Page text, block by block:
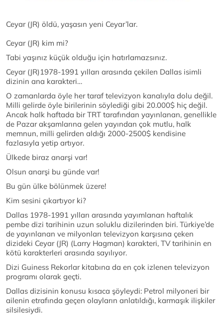
Ceyar (JR) öldü, yaşasın yeni Ceyar’lar.
Ceyar (JR) kim mi?
Tabi yaşınız küçük olduğu için hatırlamazsınız.
Ceyar (JR)1978-1991 yılları arasında çekilen Dallas isimli
dizinin ana karakteri…
O zamanlarda öyle her taraf televizyon kanalıyla dolu değil.
Milli gelirde öyle birilerinin söylediği gibi 20.000$ hiç değil.
Ancak halk haftada bir TRT tarafından yayınlanan, genellikle
de Pazar akşamlarına gelen yayından çok mutlu, halk
memnun, milli gelirden aldığı 2000-2500$ kendisine
fazlasıyla yetip artıyor.
Ülkede biraz anarşi var!
Olsun anarşi bu günde var!
Bu gün ülke bölünmek üzere!
Kim sesini çıkartıyor ki?
Dallas 1978-1991 yılları arasında yayımlanan haftalık
pembe dizi tarihinin uzun soluklu dizilerinden biri. Türkiye’de
de yayınlanan ve milyonları televizyon karşısına çeken
dizideki Ceyar (JR) (Larry Hagman) karakteri, TV tarihinin en
kötü karakterleri arasında sayılıyor.
Dizi Guiness Rekorlar kitabına da en çok izlenen televizyon
programı olarak geçti.
Dallas dizisinin konusu kısaca şöyleydi: Petrol milyoneri bir
ailenin etrafında geçen olayların anlatıldığı, karmaşık ilişkiler
silsilesiydi.